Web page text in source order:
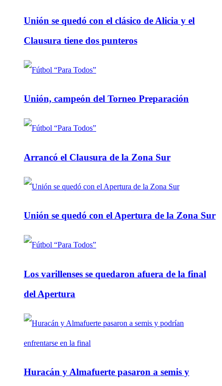
Unión se quedó con el clásico de Alicia y el
Clausura tiene dos punteros
Unión, campeón del Torneo Preparación
Arrancó el Clausura de la Zona Sur
Unión se quedó con el Apertura de la Zona Sur
Los varillenses se quedaron afuera de la final
del Apertura
Huracán y Almafuerte pasaron a semis y